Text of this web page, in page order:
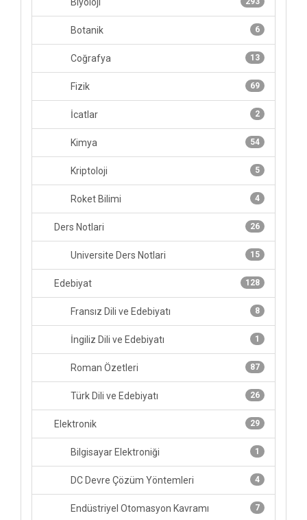
6
Botanik
13
Coğrafya
69
Fizik
2
İcatlar
54
Kimya
5
Kriptoloji
4
Roket Bilimi
26
Ders Notlari
15
Universite Ders Notlari
128
Edebiyat
8
Fransız Dili ve Edebiyatı
1
İngiliz Dili ve Edebiyatı
87
Roman Özetleri
26
Türk Dili ve Edebiyatı
29
Elektronik
1
Bilgisayar Elektroniği
4
DC Devre Çözüm Yöntemleri
7
Endüstriyel Otomasyon Kavramı